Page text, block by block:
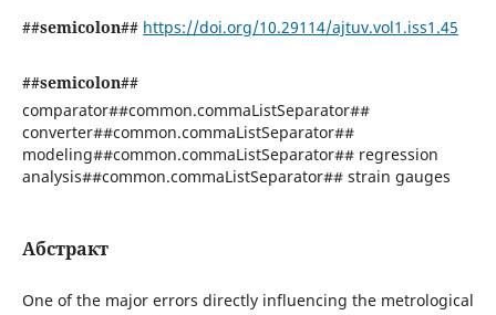
##semicolon## https://doi.org/10.29114/ajtuv.vol1.iss1.45
##semicolon##
comparator##common.commaListSeparator##
converter##common.commaListSeparator##
modeling##common.commaListSeparator## regression
analysis##common.commaListSeparator## strain gauges
Абстракт
One of the major errors directly influencing the metrological